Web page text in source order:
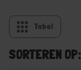
Tabel
SORTEREN OP: